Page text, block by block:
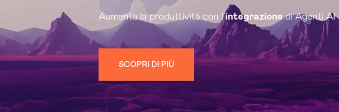
Aumenta la produttività con l'integrazionedi Agenti AI
SCOPRI DI PIÙ